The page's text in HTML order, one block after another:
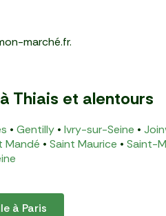
marché.fr.
Thiais et alentours
• Gentilly • Ivry-sur-Seine •
Mandé • Saint Maurice • Saint-
à Paris